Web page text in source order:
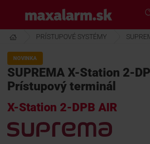
hlavnému
obsahu
www.maxalarm.sk
AKCIA MESIACA
PRODUKTY
PRÍSTUPOVÉ SYSTÉMY
NOVINKA
SUPREMA X-Station 2-
Prístupový terminál
X-Station 2-DPB AIR